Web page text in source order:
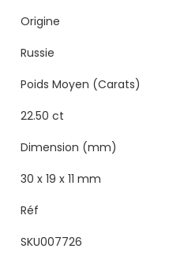
Origine
Russie
Poids Moyen (Carats)
22.50 ct
Dimension (mm)
30 x 19 x 11 mm
Réf
SKU007726